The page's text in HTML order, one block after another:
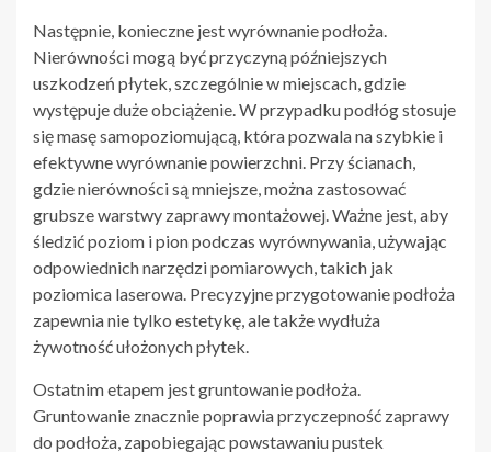
Następnie, konieczne jest wyrównanie podłoża.
Nierówności mogą być przyczyną późniejszych
uszkodzeń płytek, szczególnie w miejscach, gdzie
występuje duże obciążenie. W przypadku podłóg stosuje
się masę samopoziomującą, która pozwala na szybkie i
efektywne wyrównanie powierzchni. Przy ścianach,
gdzie nierówności są mniejsze, można zastosować
grubsze warstwy zaprawy montażowej. Ważne jest, aby
śledzić poziom i pion podczas wyrównywania, używając
odpowiednich narzędzi pomiarowych, takich jak
poziomica laserowa. Precyzyjne przygotowanie podłoża
zapewnia nie tylko estetykę, ale także wydłuża
żywotność ułożonych płytek.
Ostatnim etapem jest gruntowanie podłoża.
Gruntowanie znacznie poprawia przyczepność zaprawy
do podłoża, zapobiegając powstawaniu pustek